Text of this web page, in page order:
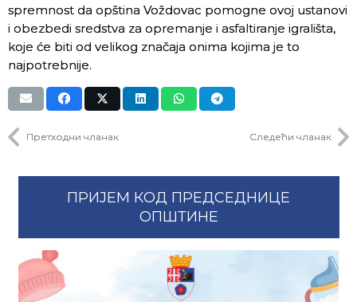
spremnost da opština Voždovac pomogne ovoj ustanovi
i obezbedi sredstva za opremanje i asfaltiranje igrališta,
koje će biti od velikog značaja onima kojima je to
najpotrebnije.
Претходни чланак Следећи чланак
ПРИЈЕМ КОД ПРЕДСЕДНИЦЕ
ОПШТИНЕ